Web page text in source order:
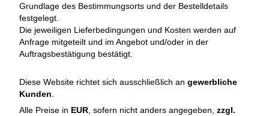
Grundlage des Bestimmungsorts und der Bestelldetails
festgelegt.
Die jeweiligen Lieferbedingungen und Kosten werden auf
Anfrage mitgeteilt und im Angebot und/oder in der
Auftragsbestätigung bestätigt.
Diese Website richtet sich ausschließlich an gewerbliche
Kunden
Alle Preise in EUR , sofern nicht anders angegeben, zzgl.